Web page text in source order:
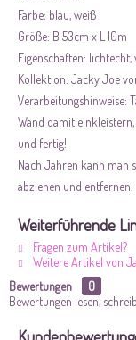
Farbe: blau, weiß
Größe: B 53cm x L 10m
Eigenschaften: lichtecht,
Kollektion: Jacky Joe
Verarbeitungshinweise:
Wand damit
und fertig!
Nach Jahren kann man
abziehen und entfernen.
Weiterführende
Fragen zum Artikel?
Weitere Artikel von
Bewertungen
0
Bewertungen lesen,